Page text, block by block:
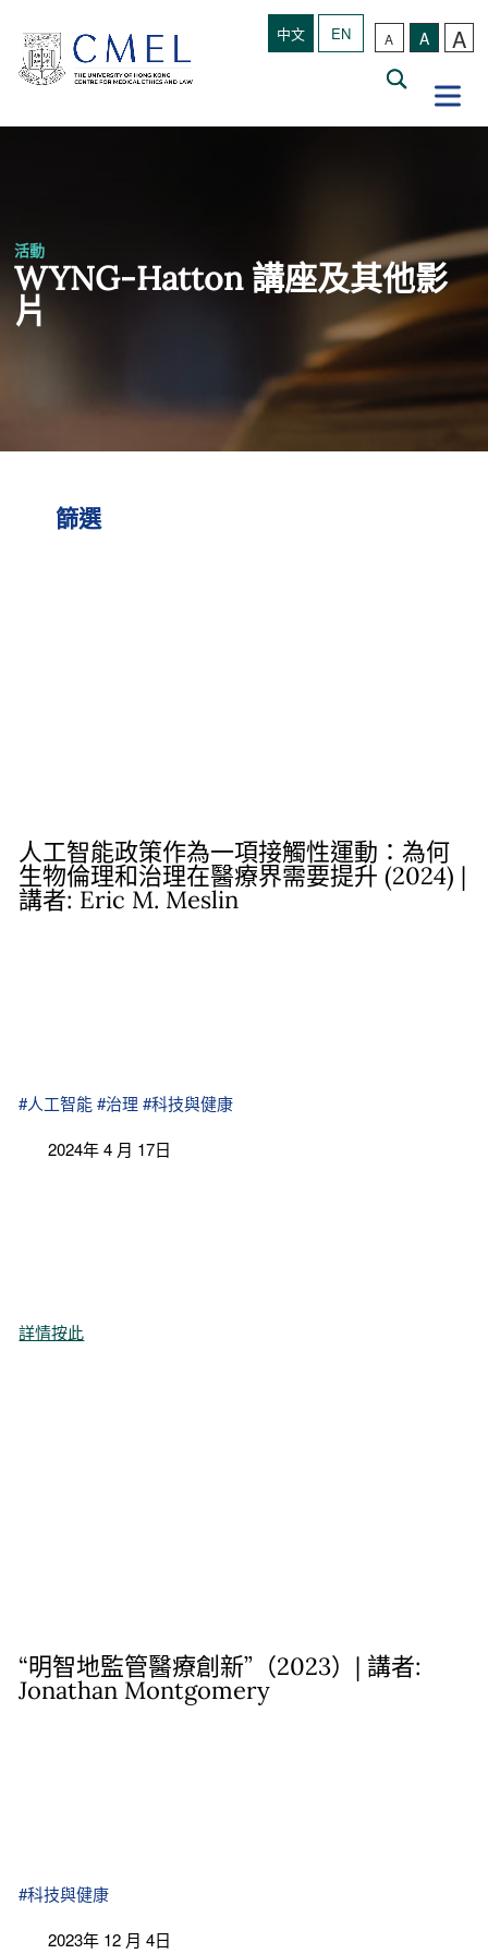
中文 EN A A A
活動
WYNG-Hatton 講座及其他影
片
篩選
人工智能政策作為一項接觸性運動：為何
生物倫理和治理在醫療界需要提升 (2024) |
講者: Eric M. Meslin
#人工智能 #治理 #科技與健康
2024年 4 月 17日
詳情按此
“明智地監管醫療創新”（2023）| 講者:
Jonathan Montgomery
#科技與健康
2023年 12 月 4日